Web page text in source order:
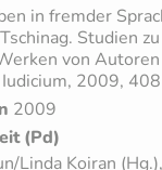
in fremder
Studien
von
2009,
2009
(Pd)
Linda Koiran